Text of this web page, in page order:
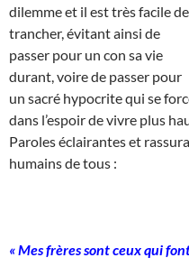
dilemme et il est très facile de
trancher, évitant ainsi de
passer pour un con sa vie
durant, voire de passer pour
un sacré hypocrite qui se
dans l’espoir de vivre plus
Paroles éclairantes et
humains de tous :
« Mes frères sont ceux qui